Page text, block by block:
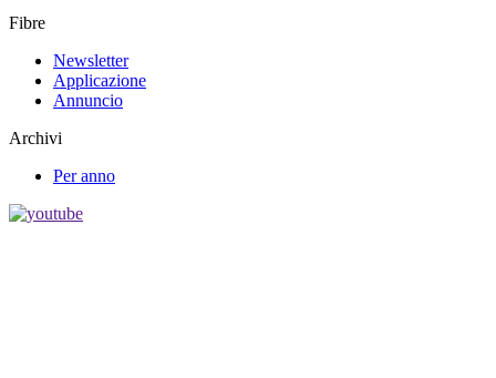
Fibre
Newsletter
Applicazione
Annuncio
Archivi
Per anno